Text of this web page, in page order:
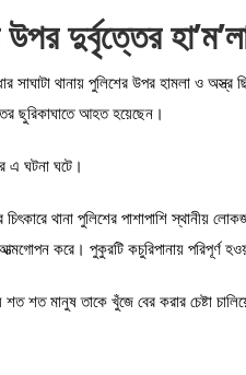
দুর্বৃত্তের
সাঘাটা থানায় পুলিশের উপর হামলা ও অস্ত্র
ছুরিকাঘাতে আহত হয়েছেন।
এ ঘটনা ঘটে।
থানা পুলিশের পাশাপাশি স্থানীয়
করে। পুকুরটি কচুরিপানায় পরিপূর্ণ
শত মানুষ তাকে খুঁজে বের করার চেষ্টা